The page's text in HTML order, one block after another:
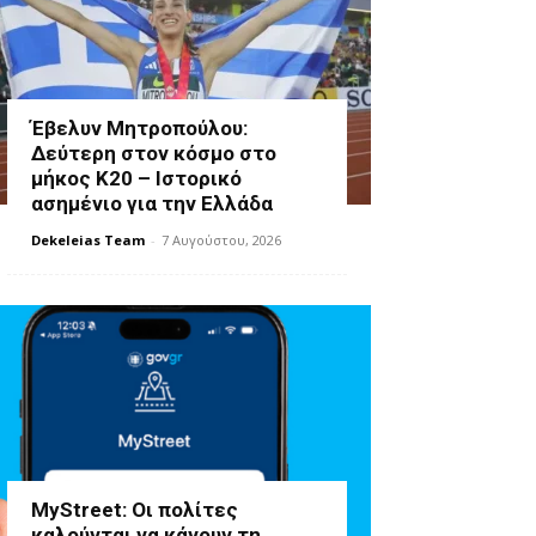
Έβελυν Μητροπούλου:
Δεύτερη στον κόσμο στο
μήκος Κ20 – Ιστορικό
ασημένιο για την Ελλάδα
Dekeleias Team - 7 Αυγούστου, 2026
MyStreet: Οι πολίτες